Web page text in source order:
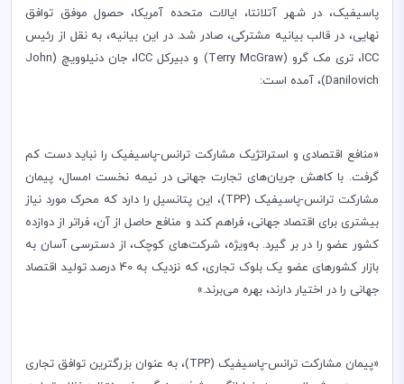
پاسیفیک، در شهر آتلانتا، ایالات متحده آمریکا، حصول موفق توافق
نهایی، در قالب بیانیه مشترکی، صادر شد. در این بیانیه، به نقل از رئیس
ICC، تری مک گرو (Terry McGraw) و دبیرکل ICC، جان دنیلوویچ (John
Danilovich)، آمده است:
«منافع اقتصادی و استراتژیک مشارکت ترانس-پاسیفیک را نباید دست کم
گرفت. با کاهش جریان‌های تجارت جهانی در نیمه نخست امسال، پیمان
مشارکت ترانس-پاسیفیک (TPP)، این پتانسیل را دارد که محرک مورد نیاز
بیشتری برای اقتصاد جهانی، فراهم کند و منافع حاصل از آن، فراتر از دوازده
کشور عضو را در بر گیرد. به‌ویژه، شرکت‌های کوچک، از دسترسی آسان به
بازار کشورهای عضو یک بلوک تجاری، که نزدیک به 40 درصد تولید اقتصاد
جهانی را در اختیار دارند، بهره می‌برند.»
«پیمان مشارکت ترانس-پاسیفیک (TPP)، به عنوان بزرگترین توافق تجاری